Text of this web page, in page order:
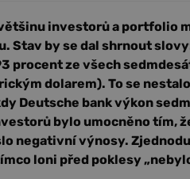
investorů a portfolio
Stav by se dal shrnout
procent ze všech
dolarem). To se
Deutsche bank výkon
bylo umocněno tím,
negativní výnosy.
loni před poklesy